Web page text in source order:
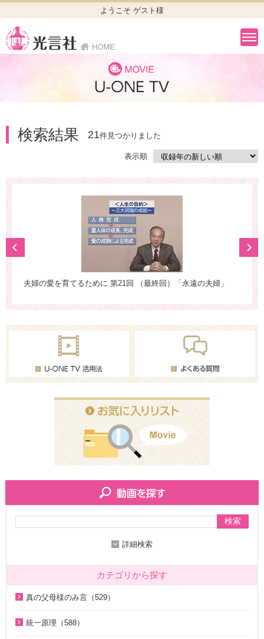
ようこそ ゲスト様
検索結果 21件見つかりました
表示順
夫婦の愛を育てるために 第21回 （最終回）「永遠の夫婦」
検索
詳細検索
カテゴリから探す
真の父母様のみ言（529）
2010年代（200）
統一原理（588）